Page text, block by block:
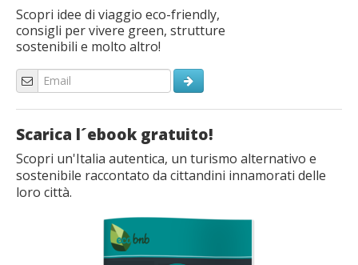
Scopri idee di viaggio eco-friendly,
consigli per vivere green, strutture
sostenibili e molto altro!
Scarica l´ebook gratuito!
Scopri un'Italia autentica, un turismo alternativo e
sostenibile raccontato da cittandini innamorati delle
loro città.